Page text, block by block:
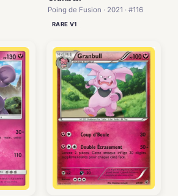
Poing de Fusion · 2021 · #116
RARE V1